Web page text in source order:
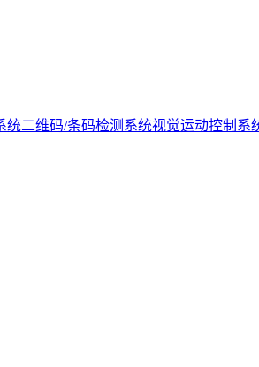
统二维码/条码检测系统视觉运动控制系